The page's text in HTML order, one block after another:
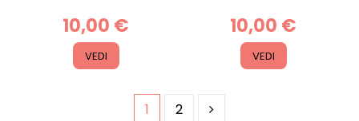
10,00 €
VEDI
10,00 €
VEDI
1 2